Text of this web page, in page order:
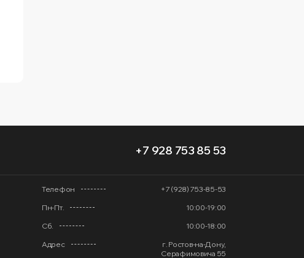
+7 928 753 85 53
Телефон
+7 (928) 753-85-53
Пн-Пт.
10:00-19:00
Сб.
10:00-18:00
Адрес
г. Ростов-на-Дону,
Серафимовича 55